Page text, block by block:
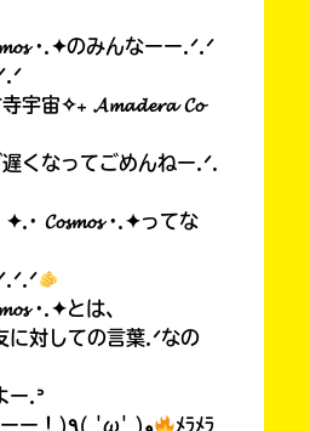
·.✦のみんなーー.ᐟ.ᐟ
宇宙✧₊ 𝓐𝓶𝓪𝓭𝓮𝓻𝓪 𝓒𝓸
くなってごめんねー.ᐟ.
✦.· 𝓒𝓸𝓼𝓶𝓸𝓼 ·.✦ってな
·.✦とは、
に対しての言葉.ᐟなの
ー.ᐣ
(わーーーーーーーーーー！)٩( 'ω' )و
ﾒﾗﾒﾗ